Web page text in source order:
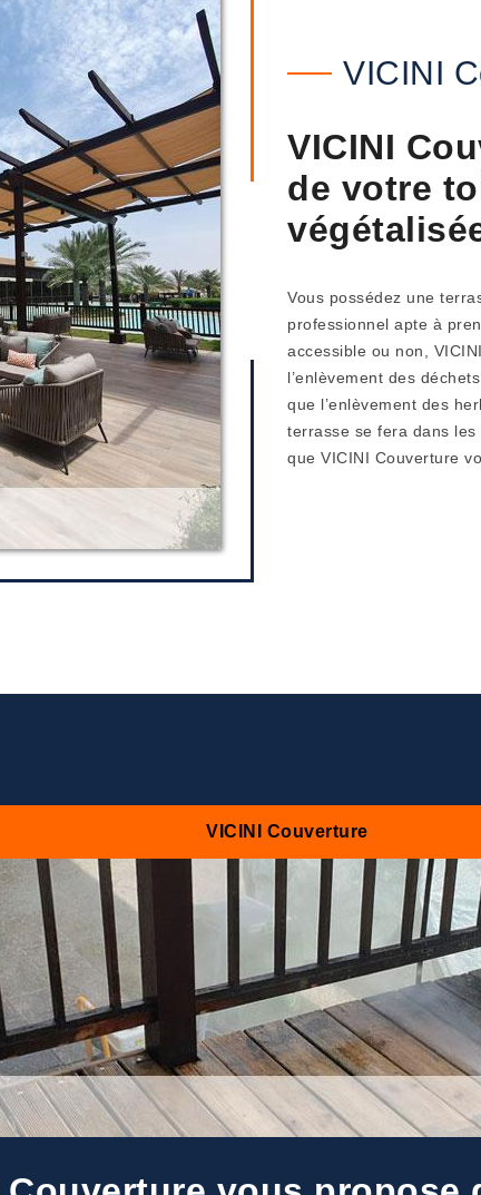
VICINI
VICINI
de votre
Vous possédez une
professionnel apte à
accessible ou non,
l’enlèvement des
que l’enlèvement des
terrasse se fera dans les
que VICINI Couverture
VICINI Couverture